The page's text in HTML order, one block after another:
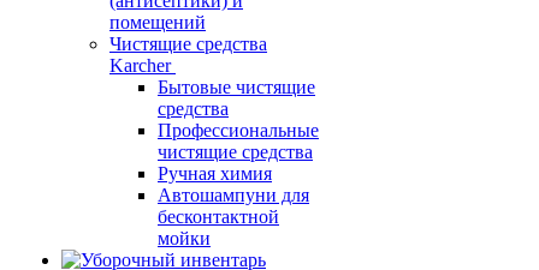
помещений
Чистящие средства
Karcher
Бытовые чистящие
средства
Профессиональные
чистящие средства
Ручная химия
Автошампуни для
бесконтактной
мойки